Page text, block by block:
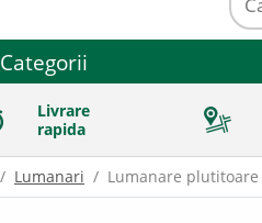
Categorii
Livrare
rapida
Lumanari Lumanare plutitoare